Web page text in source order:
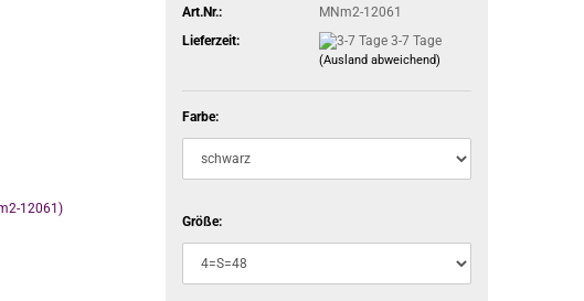
Art.Nr.:
MNm2-12061
Lieferzeit:
3-7 Tage
(Ausland abweichend)
Farbe:
Größe: